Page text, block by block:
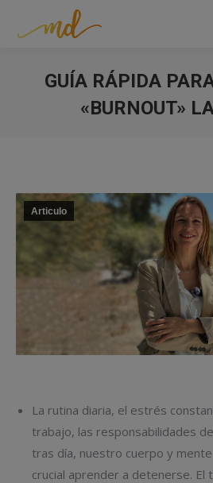
GUÍA RÁPIDA
«BURNOUT»
Articulo
La rutina diaria, el estrés
trabajo, las responsabilidades
tras día, nuestro cuerpo y
crucial aprender a detenerse. El